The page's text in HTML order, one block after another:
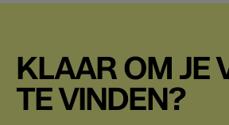
KLAAR OM JE
TE VINDEN?